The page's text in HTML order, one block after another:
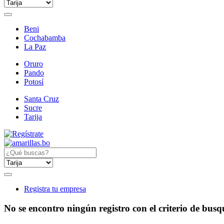
Beni
Cochabamba
La Paz
Oruro
Pando
Potosí
Santa Cruz
Sucre
Tarija
Registra tu empresa
No se encontro ningún registro con el criterio de